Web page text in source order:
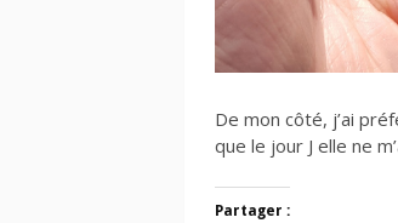
De mon côté, j’ai
que le jour J elle ne
Partager :